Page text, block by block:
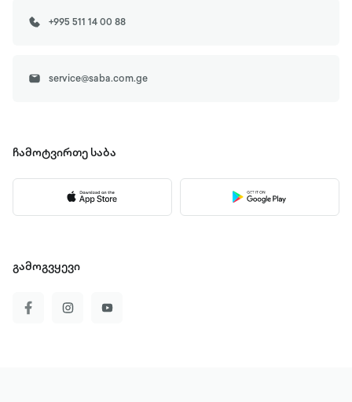
+995 511 14 00 88
service@saba.com.ge
ჩამოტვირთე საბა
გამოგვყევი